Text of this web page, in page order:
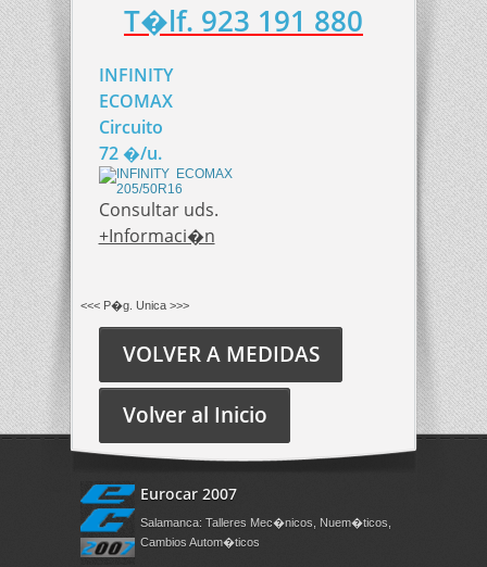
T�lf. 923 191 880
INFINITY
ECOMAX
Circuito
72 �/u.
Consultar uds.
+Informaci�n
<<< P�g. Unica >>>
VOLVER A MEDIDAS
Volver al Inicio
Eurocar 2007
Salamanca: Talleres Mec�nicos, Nuem�ticos,
Cambios Autom�ticos